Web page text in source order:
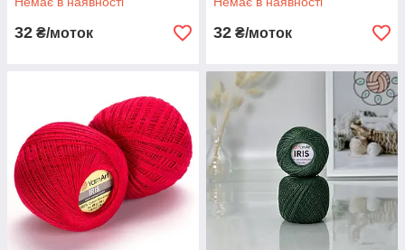
32 ₴/моток 32 ₴/моток